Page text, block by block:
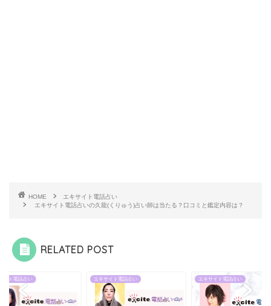
HOME
エキサイト電話占い
エキサイト電話占いの久龍(くりゅう)占い師は当たる？口コミと鑑定内容は？
RELATED POST
イト電話占い エキサイト電話占い エキサイト電話占い